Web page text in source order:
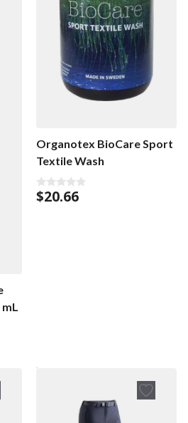
Organotex BioCare Sport
Textile Wash
0
o
$20.66